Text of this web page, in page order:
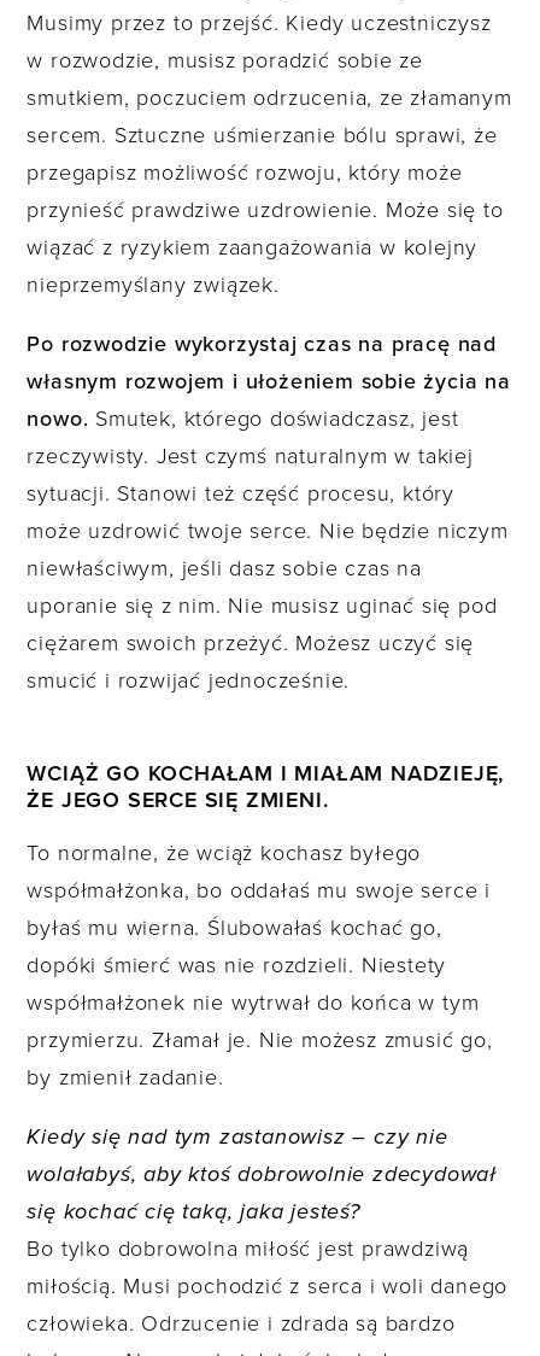
Musimy przez to przejść. Kiedy uczestniczysz
w rozwodzie, musisz poradzić sobie ze
smutkiem, poczuciem odrzucenia, ze złamanym
sercem. Sztuczne uśmierzanie bólu sprawi, że
przegapisz możliwość rozwoju, który może
przynieść prawdziwe uzdrowienie. Może się to
wiązać z ryzykiem zaangażowania w kolejny
nieprzemyślany związek.
Po rozwodzie wykorzystaj czas na pracę nad
własnym rozwojem i ułożeniem sobie życia na
nowo. Smutek, którego doświadczasz, jest
rzeczywisty. Jest czymś naturalnym w takiej
sytuacji. Stanowi też część procesu, który
może uzdrowić twoje serce. Nie będzie niczym
niewłaściwym, jeśli dasz sobie czas na
uporanie się z nim. Nie musisz uginać się pod
ciężarem swoich przeżyć. Możesz uczyć się
smucić i rozwijać jednocześnie.
WCIĄŻ GO KOCHAŁAM I MIAŁAM NADZIEJĘ,
ŻE JEGO SERCE SIĘ ZMIENI.
To normalne, że wciąż kochasz byłego
współmałżonka, bo oddałaś mu swoje serce i
byłaś mu wierna. Ślubowałaś kochać go,
dopóki śmierć was nie rozdzieli. Niestety
współmałżonek nie wytrwał do końca w tym
przymierzu. Złamał je. Nie możesz zmusić go,
by zmienił zadanie.
Kiedy się nad tym zastanowisz – czy nie
wolałabyś, aby ktoś dobrowolnie zdecydował
się kochać cię taką, jaka jesteś?
Bo tylko dobrowolna miłość jest prawdziwą
miłością. Musi pochodzić z serca i woli danego
człowieka. Odrzucenie i zdrada są bardzo